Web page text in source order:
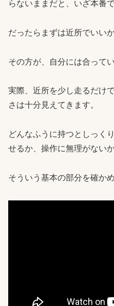
らないままだと、いざ本番
だったらまずは近所でいい
その方が、自分には合って
実際、近所を少し走るだけ
さは十分見えてきます。
どんなふうに持つとしっく
せるか、操作に無理がないか
そういう基本の部分を確か